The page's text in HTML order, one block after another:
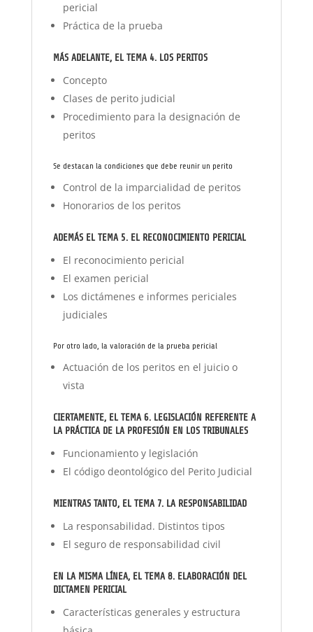
pericial
Práctica de la prueba
MÁS ADELANTE, EL TEMA 4. LOS PERITOS
Concepto
Clases de perito judicial
Procedimiento para la designación de
peritos
Se destacan la condiciones que debe reunir un perito
Control de la imparcialidad de peritos
Honorarios de los peritos
ADEMÁS EL TEMA 5. EL RECONOCIMIENTO PERICIAL
El reconocimiento pericial
El examen pericial
Los dictámenes e informes periciales
judiciales
Por otro lado, la valoración de la prueba pericial
Actuación de los peritos en el juicio o
vista
CIERTAMENTE, EL TEMA 6. LEGISLACIÓN REFERENTE A
LA PRÁCTICA DE LA PROFESIÓN EN LOS TRIBUNALES
Funcionamiento y legislación
El código deontológico del Perito Judicial
MIENTRAS TANTO, EL TEMA 7. LA RESPONSABILIDAD
La responsabilidad. Distintos tipos
El seguro de responsabilidad civil
EN LA MISMA LÍNEA, EL TEMA 8. ELABORACIÓN DEL
DICTAMEN PERICIAL
Características generales y estructura